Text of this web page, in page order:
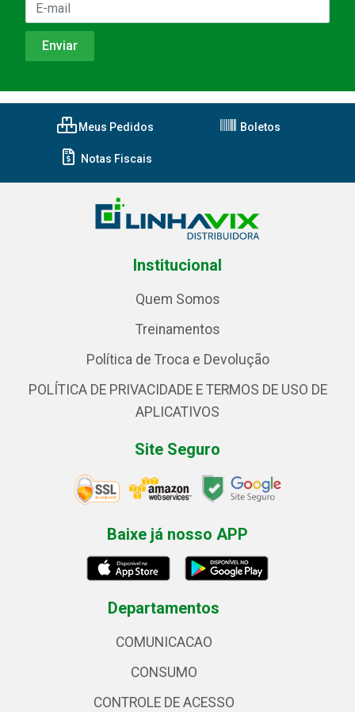
Meus Pedidos Boletos
Notas Fiscais
Institucional
Quem Somos
Treinamentos
Política de Troca e Devolução
POLÍTICA DE PRIVACIDADE E TERMOS DE USO DE
APLICATIVOS
Site Seguro
Baixe já nosso APP
Departamentos
COMUNICACAO
CONSUMO
CONTROLE DE ACESSO